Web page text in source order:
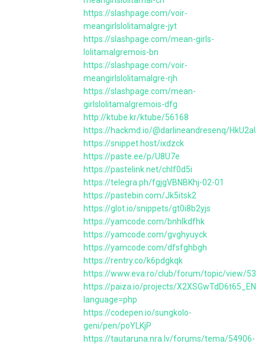
https://slashpage.com/voir-
meangirlslolitamalgre-jyt
https://slashpage.com/mean-girls-
lolitamalgremois-bn
https://slashpage.com/voir-
meangirlslolitamalgre-rjh
https://slashpage.com/mean-
girlslolitamalgremois-dfg
http://ktube.kr/ktube/56168
https://hackmd.io/@darlineandresenq/
https://snippet.host/ixdzck
https://paste.ee/p/U8U7e
https://pastelink.net/chlf0d5i
https://telegra.ph/fgjgVBNBKhj-02-01
https://pastebin.com/Jk5itsk2
https://glot.io/snippets/gt0i8b2yjs
https://yamcode.com/bnhlkdfhk
https://yamcode.com/gvghyuyck
https://yamcode.com/dfsfghbgh
https://rentry.co/k6pdgkqk
https://www.eva.ro/club/forum/topic/view/
https://paiza.io/projects/
language=php
https://codepen.io/sungkolo-
geni/pen/poYLKjP
https://tautaruna.nra.lv/forums/tema/54906-